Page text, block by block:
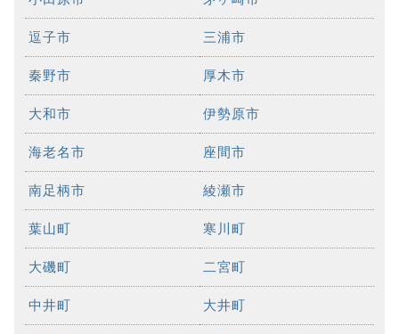
逗子市 三浦市
秦野市 厚木市
大和市 伊勢原市
海老名市 座間市
南足柄市 綾瀬市
葉山町 寒川町
大磯町 二宮町
中井町 大井町